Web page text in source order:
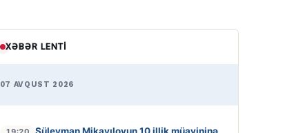
XƏBƏR LENTI
07 AVQUST 2026